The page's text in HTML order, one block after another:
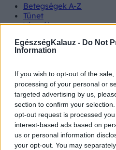
EgészségKalauz - Do Not
Information
If you wish to opt-out of the
processing of your personal or
targeted advertising by us,
section to confirm your
opt-out request is processed
interest-based ads based on
us or personal information
your opt-out. You may
Betegségek A-Z
Tünet
Vizsgálat
Életmódváltás
Kutatás
Hírek
Videók
Kisállatok egészsége
#allergia #influenza
#orvosmeteorológia
#pajzsmirigy#reflux
Regisztráció